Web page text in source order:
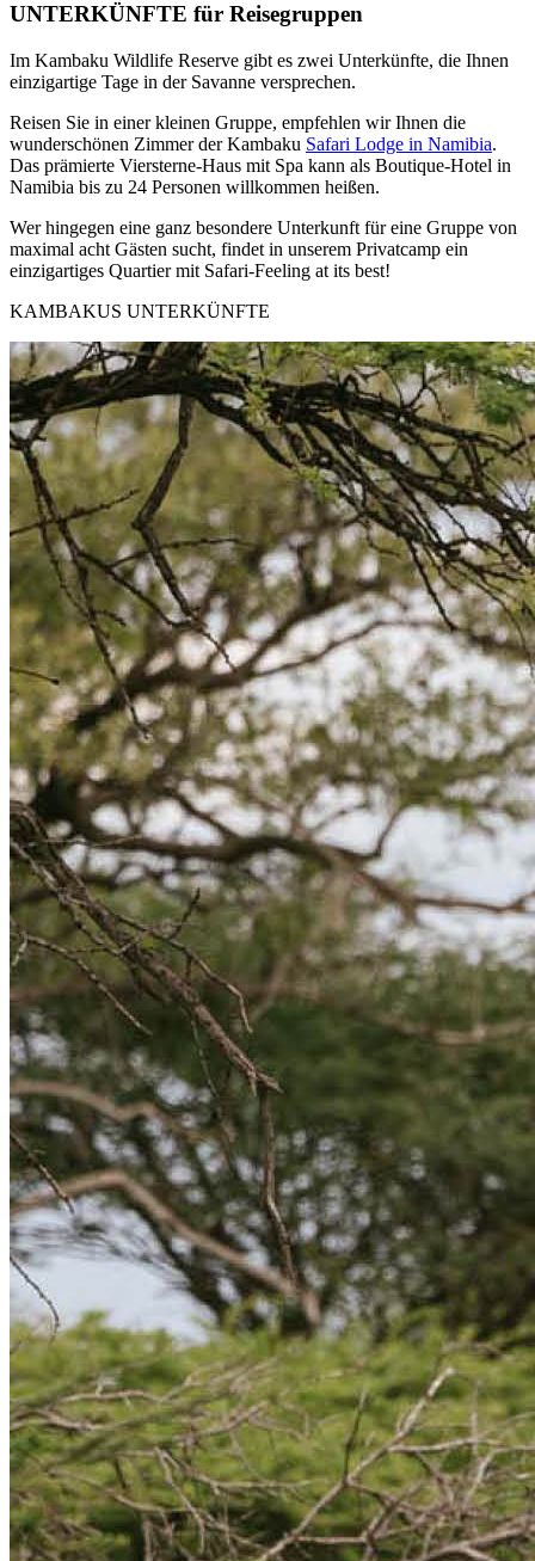
UNTERKÜNFTE für Reisegruppen
Im Kambaku Wildlife Reserve gibt es zwei Unterkünfte, die Ihnen
einzigartige Tage in der Savanne versprechen.
Reisen Sie in einer kleinen Gruppe, empfehlen wir Ihnen die
wunderschönen Zimmer der Kambaku Safari Lodge in Namibia.
Das prämierte Viersterne-Haus mit Spa kann als Boutique-Hotel in
Namibia bis zu 24 Personen willkommen heißen.
Wer hingegen eine ganz besondere Unterkunft für eine Gruppe von
maximal acht Gästen sucht, findet in unserem Privatcamp ein
einzigartiges Quartier mit Safari-Feeling at its best!
KAMBAKUS UNTERKÜNFTE